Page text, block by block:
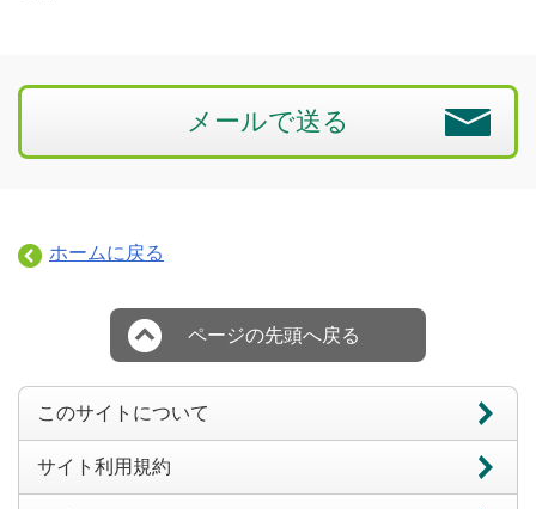
メールで送る
ホームに戻る
ページの先頭へ戻る
このサイトについて
サイト利用規約